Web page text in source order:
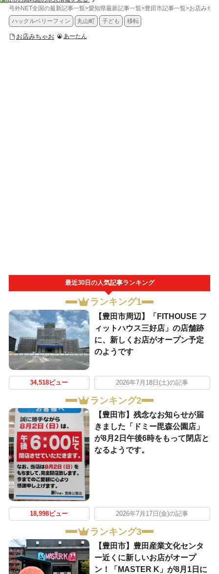
号外NET全国の最新記事一覧>愛知県最新記事一覧>豊田市記事一覧>お店みち
ハックルベリーフィン
丸山町 子ども 移転
お店みちゃお あーたん
最近30日の人気記事ランキング
ランキング1
【豊田市周辺】「FITHOUSE フ
ィットハウス三好店」の店舗跡
に、新しくお店がオープン予定
のようです
34,518ビュー 2026年7月18日(土)の記事
ランキング2
【豊田市】残念なお知らせが届
きました「ドミー毘森公園店」
が8月2日午後6時をもって閉店と
なるようです。
18,998ビュー 2026年7月17日(金)の記事
ランキング3
【豊田市】豊田産業文化センタ
ー近くに新しいお店がオープ
ン！「MASTER K」が8月1日に